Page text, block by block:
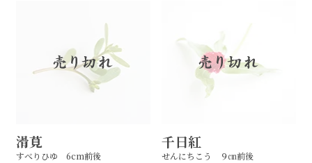
滑莧
すべりひゆ 6cm前後
千日紅
せんにちこう ９㎝前後